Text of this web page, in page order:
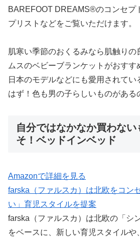
BAREFOOT DREAMS®のコンセプ
プリストなどをご覧いただけます。
肌寒い季節のおくるみなら肌触りの
ムスのベビーブランケットがおすす
日本のモデルなどにも愛用されてい
はず！色も男の子らしいものがある
自分ではなかなか買わない
そ！ベッドインベッド
Amazonで詳細を見る
farska（ファルスカ）は北欧をコン
い」育児スタイルを提案
farska（ファルスカ）は北欧の「シ
をベースに、新しい育児スタイルや